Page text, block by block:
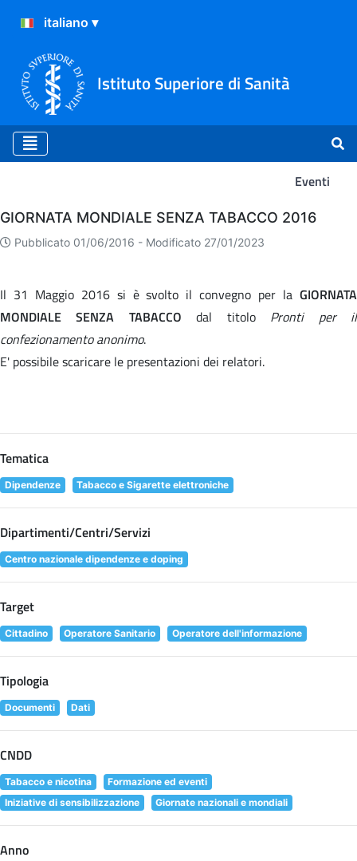
Istituto Superiore di Sanità
Eventi
Eventi
GIORNATA MONDIALE SENZA TABACCO 2016
Pubblicato 01/06/2016 - Modificato 27/01/2023
Il 31 Maggio 2016 si è svolto il convegno per la GIORNATA
MONDIALE SENZA TABACCOdal titolo Pronti per il
confezionamento anonimo.
E' possibile scaricare le presentazioni dei relatori.
Tematica
Dipendenze Tabacco e Sigarette elettroniche
Dipartimenti/Centri/Servizi
Centro nazionale dipendenze e doping
Target
Cittadino Operatore Sanitario Operatore dell'informazione
Tipologia
Documenti Dati
CNDD
Tabacco e nicotina
Formazione ed eventi
Iniziative di sensibilizzazione
Giornate nazionali e mondiali
Anno